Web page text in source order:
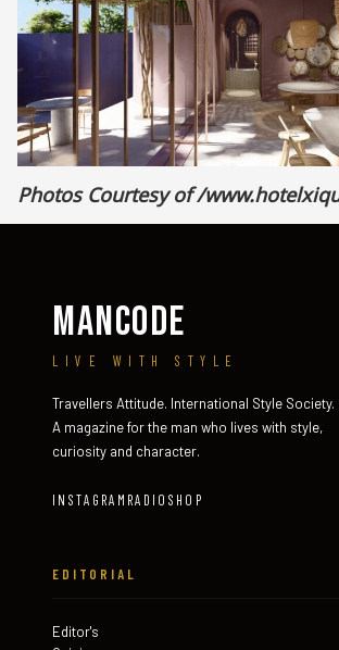
Photos Courtesy of/
MANCODE
LIVE WITH STYLE
Travellers Attitude. International Style Society.
A magazine for the man who lives with style,
curiosity and character.
INSTAGRAM RADIO SHOP
EDITORIAL
Editor's